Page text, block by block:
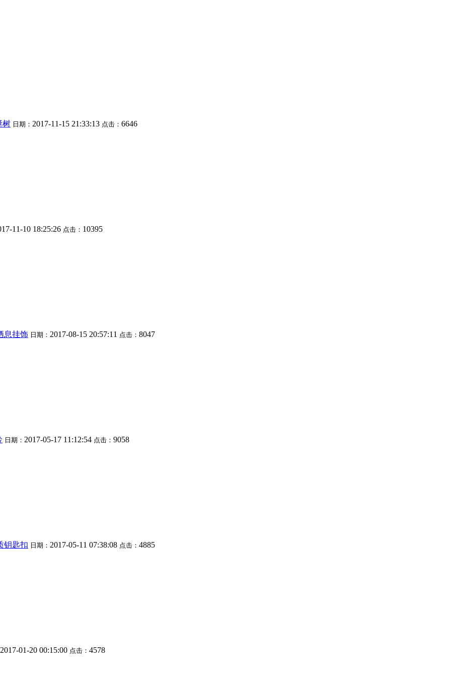
树 日期： 2017-11-15 21:33:13 点击： 6646
11-10 18:25:26 点击： 10395
息挂饰 日期： 2017-08-15 20:57:11 点击： 8047
日期： 2017-05-17 11:12:54 点击： 9058
钥匙扣 日期： 2017-05-11 07:38:08 点击： 4885
2017-01-20 00:15:00 点击： 4578